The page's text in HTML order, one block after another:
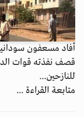
قصف نفذته قوات
للنازحين...
متابعة القراءة ...